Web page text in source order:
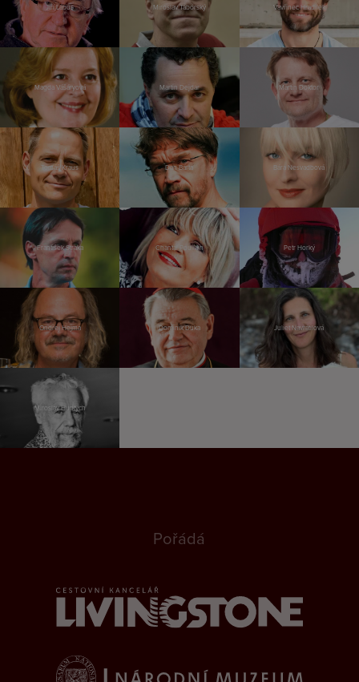
Jiří Lábus Miroslav Táborský Vavřinec Hradilek
Magda Vášáryová Martin Dejdar Martin Doktor
Tomáš Kraus Dan Bárta Bára Nesvadbová
František Straka Chantal Poullain Petr Horký
Ondřej Hejma Dominik Duka Juliet Navrátilová
Miroslav Huptych
Pořádá